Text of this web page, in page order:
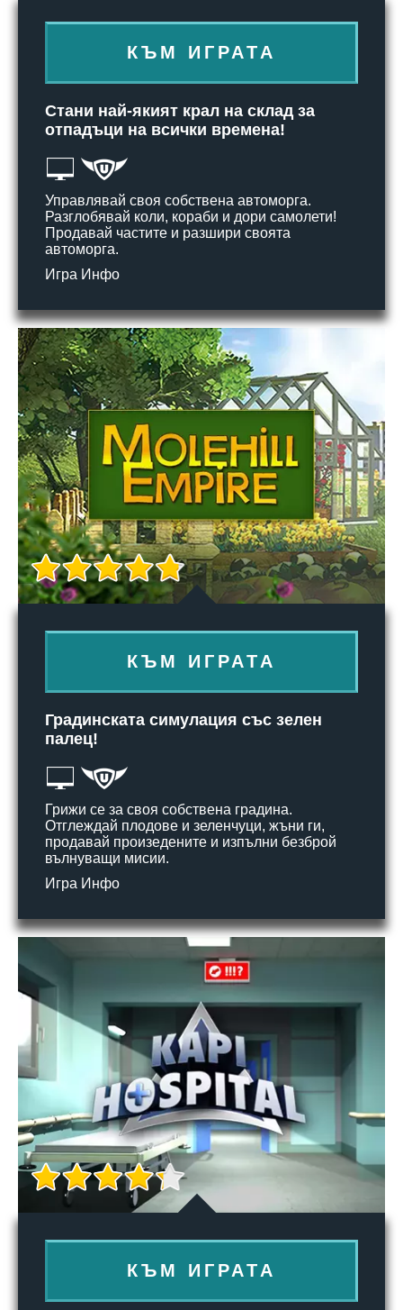
КЪМ ИГРАТА
Стани най-якият крал на склад за
отпадъци на всички времена!
Управлявай своя собствена автоморга.
Разглобявай коли, кораби и дори самолети!
Продавай частите и разшири своята
автоморга.
Игра Инфо
КЪМ ИГРАТА
Градинската симулация със зелен
палец!
Грижи се за своя собствена градина.
Отглеждай плодове и зеленчуци, жъни ги,
продавай произедените и изпълни безброй
вълнуващи мисии.
Игра Инфо
КЪМ ИГРАТА